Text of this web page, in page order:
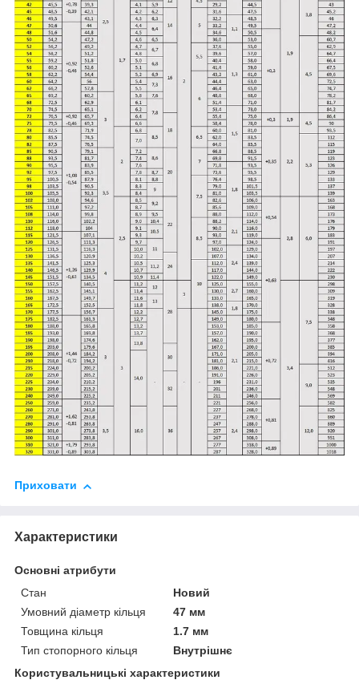
Приховати
Характеристики
Основні атрибути
Стан
Новий
Умовний діаметр кільця
47 мм
Товщина кільця
1.7 мм
Тип стопорного кільця
Внутрішнє
Користувальницькі характеристики